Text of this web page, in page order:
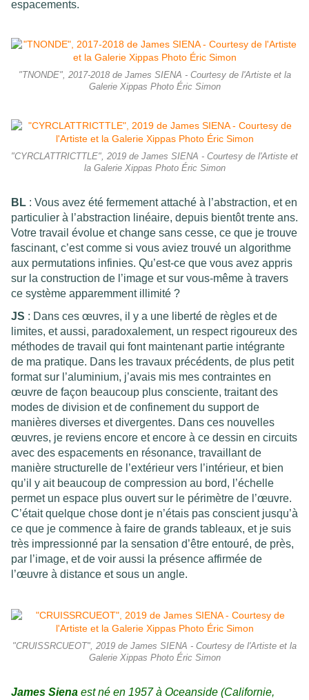
espacements.
"TNONDE", 2017-2018 de James SIENA - Courtesy de l'Artiste et la
Galerie Xippas Photo Éric Simon
"CYRCLATTRICTTLE", 2019 de James SIENA - Courtesy de l'Artiste et
la Galerie Xippas Photo Éric Simon
BL : Vous avez été fermement attaché à l’abstraction, et en
particulier à l’abstraction linéaire, depuis bientôt trente ans.
Votre travail évolue et change sans cesse, ce que je trouve
fascinant, c’est comme si vous aviez trouvé un algorithme
aux permutations infinies. Qu’est-ce que vous avez appris
sur la construction de l’image et sur vous-même à travers
ce système apparemment illimité ?
JS : Dans ces œuvres, il y a une liberté de règles et de
limites, et aussi, paradoxalement, un respect rigoureux des
méthodes de travail qui font maintenant partie intégrante
de ma pratique. Dans les travaux précédents, de plus petit
format sur l’aluminium, j’avais mis mes contraintes en
œuvre de façon beaucoup plus consciente, traitant des
modes de division et de confinement du support de
manières diverses et divergentes. Dans ces nouvelles
œuvres, je reviens encore et encore à ce dessin en circuits
avec des espacements en résonance, travaillant de
manière structurelle de l’extérieur vers l’intérieur, et bien
qu’il y ait beaucoup de compression au bord, l’échelle
permet un espace plus ouvert sur le périmètre de l’œuvre.
C’était quelque chose dont je n’étais pas conscient jusqu’à
ce que je commence à faire de grands tableaux, et je suis
très impressionné par la sensation d’être entouré, de près,
par l’image, et de voir aussi la présence affirmée de
l’œuvre à distance et sous un angle.
"CRUISSRCUEOT", 2019 de James SIENA - Courtesy de l'Artiste et la
Galerie Xippas Photo Éric Simon
James Siena est né en 1957 à Oceanside (Californie,